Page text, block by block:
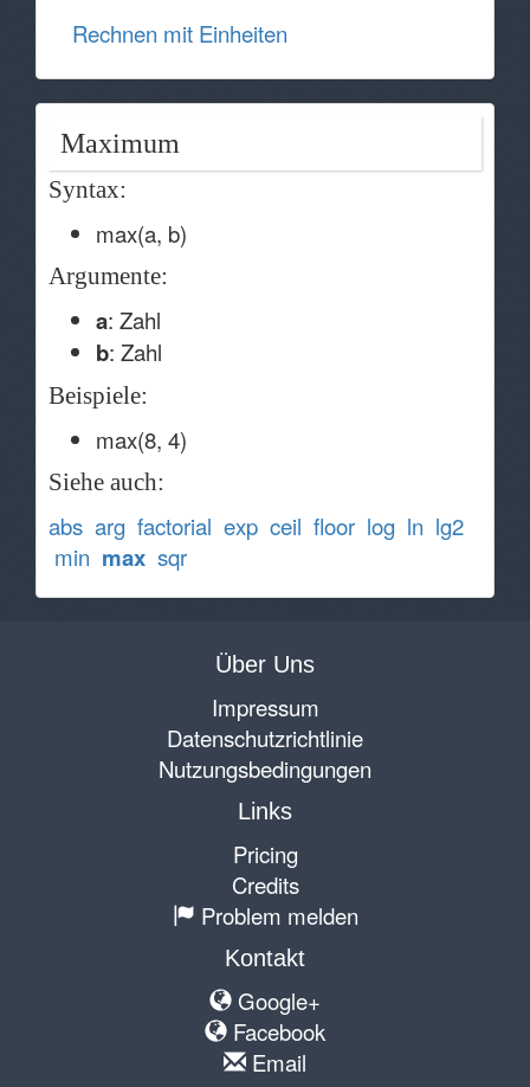
Rechnen mit Einheiten
Maximum
Syntax:
max(a, b)
Argumente:
a: Zahl
b: Zahl
Beispiele:
max(8, 4)
Siehe auch:
abs arg factorial exp ceil floor log ln lg2
min max sqr
Über Uns
Impressum
Datenschutzrichtlinie
Nutzungsbedingungen
Links
Pricing
Credits
Problem melden
Kontakt
Google+
Facebook
Email